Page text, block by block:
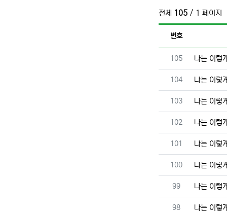
전체 105 / 1 페이지
번호
번호
105 나는 이렇
번호
104 나는 이렇
번호
103 나는 이렇
번호
102 나는 이렇
번호
101 나는 이렇
번호
100 나는 이렇
번호
99 나는 이렇
번호
98 나는 이렇